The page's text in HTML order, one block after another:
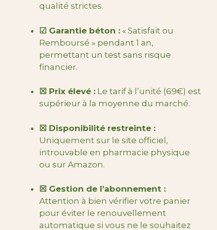
qualité strictes.
☑ Garantie béton : « Satisfait ou
Remboursé » pendant 1 an,
permettant un test sans risque
financier.
☒ Prix élevé : Le tarif à l’unité (69€) est
supérieur à la moyenne du marché.
☒ Disponibilité restreinte :
Uniquement sur le site officiel,
introuvable en pharmacie physique
ou sur Amazon.
☒ Gestion de l’abonnement :
Attention à bien vérifier votre panier
pour éviter le renouvellement
automatique si vous ne le souhaitez